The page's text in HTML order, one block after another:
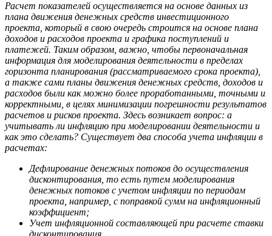
Расчет показателей осуществляется на основе данных из
плана движения денежных средств инвестиционного
проекта, который в свою очередь строится на основе плана
доходов и расходов проекта и графика поступлений и
платежей. Таким образом, важно, чтобы первоначальная
информация для моделирования деятельности в пределах
горизонта планирования (рассматриваемого срока проекта),
а также сами планы движения денежных средств, доходов и
расходов были как можно более проработанными, точными и
корректными, в целях минимизации погрешности результатов
расчетов и рисков проекта. Здесь возникает вопрос: а
учитывать ли инфляцию при моделировании деятельности и
как это сделать? Существует два способа учета инфляции в
расчетах:
Дефлирование денежных потоков до осуществления
дисконтирования, то есть путем моделирования
денежных потоков с учетом инфляции по периодам
проекта, например, с поправкой сумм на инфляционный
коэффициент;
Учет инфляционной составляющей при расчете ставки
дисконтирования